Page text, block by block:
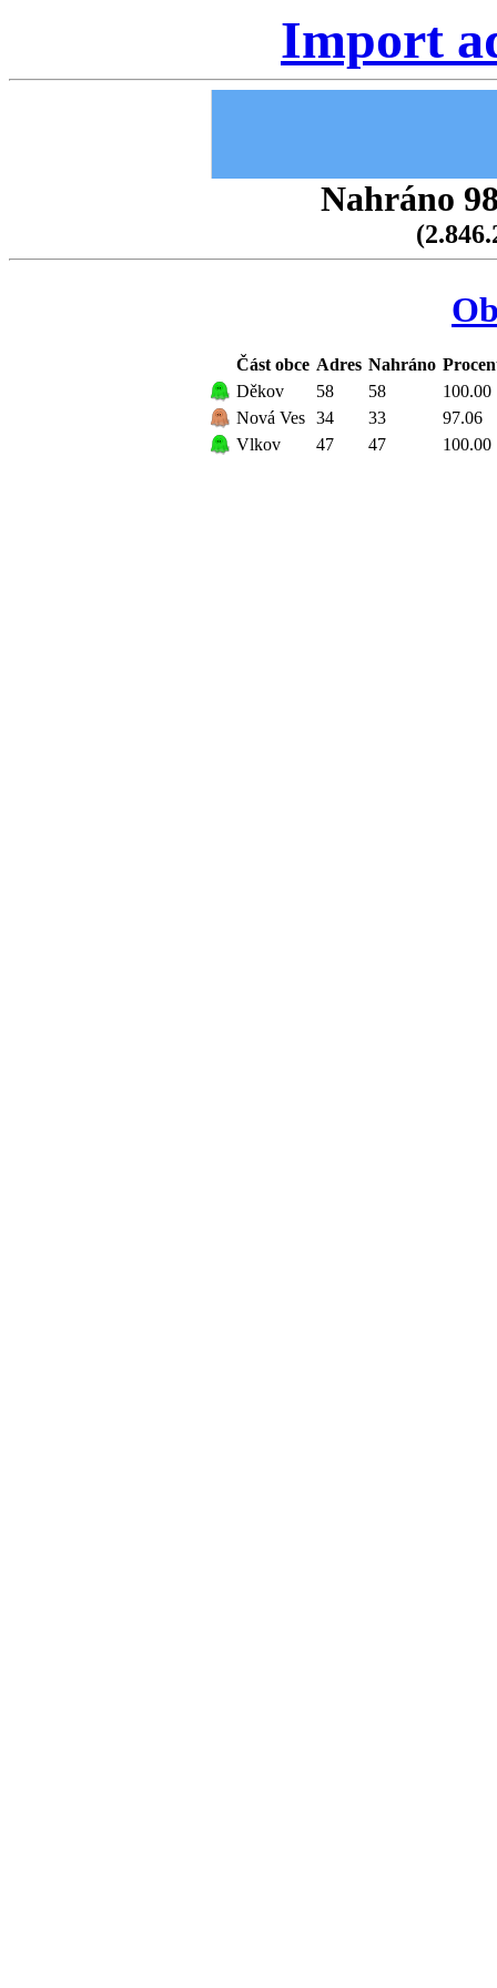
Import
Nahráno
Část obce Adres Nahráno
Děkov
58 58
100.00
Nová Ves 34 33
97.06
Vlkov
47 47 100.00